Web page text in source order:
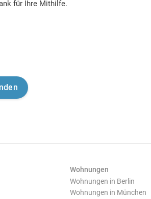
für Ihre Mithilfe.
Wohnungen
Wohnungen in Berlin
Wohnungen in München